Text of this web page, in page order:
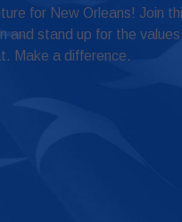
for New Orleans! Join
and stand up for the
Make a difference.